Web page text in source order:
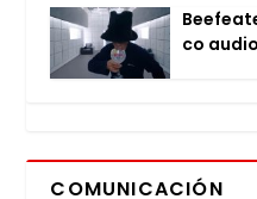
co
COMUNICACIÓN